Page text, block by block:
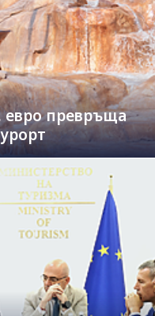
евро превръща